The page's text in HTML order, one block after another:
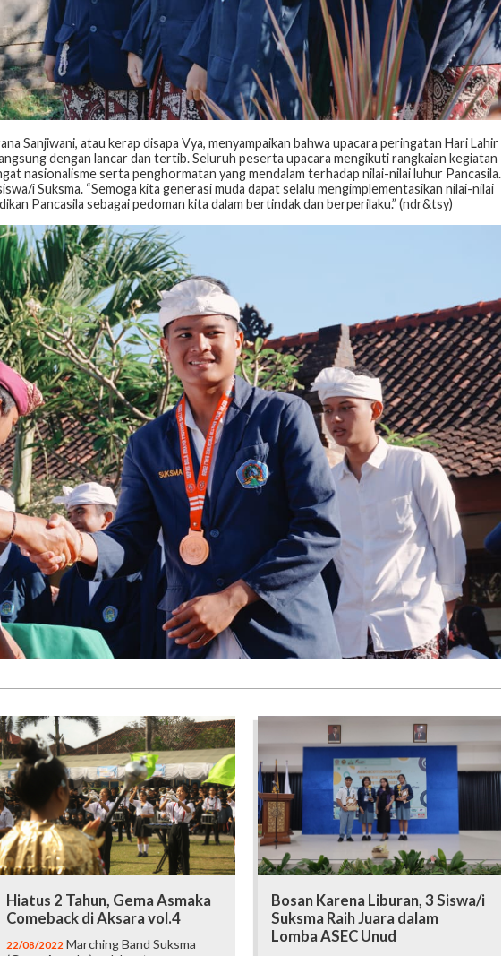
Sanjiwani, atau kerap disapa Vya, menyampaikan bahwa upacara peringatan Hari Lahir
dengan lancar dan tertib. Seluruh peserta upacara mengikuti rangkaian kegiatan
nasionalisme serta penghormatan yang mendalam terhadap nilai-nilai luhur Pancasila.
i Suksma. “Semoga kita generasi muda dapat selalu mengimplementasikan nilai-nilai
Pancasila sebagai pedoman kita dalam bertindak dan berperilaku.” (ndr&tsy)
Hiatus 2 Tahun, Gema Asmaka
Comeback di Aksara vol.4
22/08/2022 Marching Band Suksma
Bosan Karena Liburan, 3 Siswa/i
Suksma Raih Juara dalam
Lomba ASEC Unud